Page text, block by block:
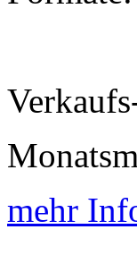
mehr